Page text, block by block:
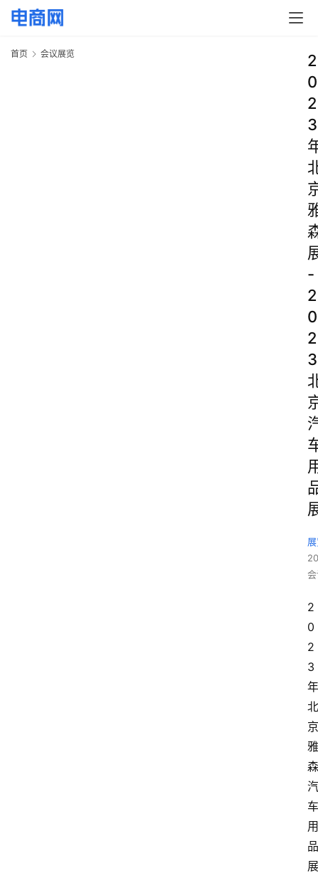
首页 会议展览
2
0
2
3
-
2
0
2
3
2
0
2
3
年
北
京
雅
森
汽
车
用
品
展